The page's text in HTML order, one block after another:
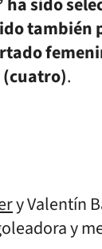
también
(cuatro).
y Valentín
y